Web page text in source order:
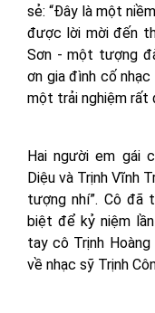
sẻ: “Đây là một
được lời mời đến
Sơn - một tượng
ơn gia đình cố
một trải nghiệm rất
Hai người em gái
Diệu và Trịnh Vĩnh
tượng nhí”. Cô đã
biệt để kỷ niệm
tay cô Trịnh
về nhạc sỹ Trịnh